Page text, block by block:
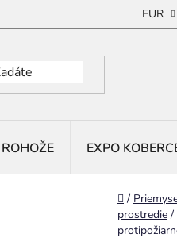
EUR
EXPO
Domov
/
prostredie /